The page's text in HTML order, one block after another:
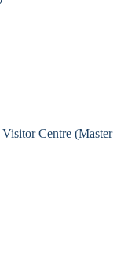
Centre (Master